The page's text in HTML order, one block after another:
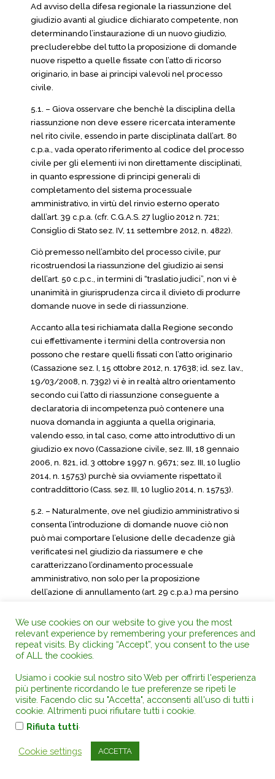
Ad avviso della difesa regionale la riassunzione del
giudizio avanti al giudice dichiarato competente, non
determinando l’instaurazione di un nuovo giudizio,
precluderebbe del tutto la proposizione di domande
nuove rispetto a quelle fissate con l’atto di ricorso
originario, in base ai principi valevoli nel processo
civile.
5.1. – Giova osservare che benchè la disciplina della
riassunzione non deve essere ricercata interamente
nel rito civile, essendo in parte disciplinata dall’art. 80
c.p.a., vada operato riferimento al codice del processo
civile per gli elementi ivi non direttamente disciplinati,
in quanto espressione di principi generali di
completamento del sistema processuale
amministrativo, in virtù del rinvio esterno operato
dall’art. 39 c.p.a. (cfr. C.G.A.S. 27 luglio 2012 n. 721;
Consiglio di Stato sez. IV, 11 settembre 2012, n. 4822).
Ciò premesso nell’ambito del processo civile, pur
ricostruendosi la riassunzione del giudizio ai sensi
dell’art. 50 c.p.c., in termini di “traslatio judici”, non vi è
unanimità in giurisprudenza circa il divieto di produrre
domande nuove in sede di riassunzione.
Accanto alla tesi richiamata dalla Regione secondo
cui effettivamente i termini della controversia non
possono che restare quelli fissati con l’atto originario
(Cassazione sez. I, 15 ottobre 2012, n. 17638; id. sez. lav.,
19/03/2008, n. 7392) vi è in realtà altro orientamento
secondo cui l’atto di riassunzione conseguente a
declaratoria di incompetenza può contenere una
nuova domanda in aggiunta a quella originaria,
valendo esso, in tal caso, come atto introduttivo di un
giudizio ex novo (Cassazione civile, sez. III, 18 gennaio
2006, n. 821, id. 3 ottobre 1997 n. 9671; sez. III, 10 luglio
2014, n. 15753) purchè sia ovviamente rispettato il
contraddittorio (Cass. sez. III, 10 luglio 2014, n. 15753).
5.2. – Naturalmente, ove nel giudizio amministrativo si
consenta l’introduzione di domande nuove ciò non
può mai comportare l’elusione delle decadenze già
verificatesi nel giudizio da riassumere e che
caratterizzano l’ordinamento processuale
amministrativo, non solo per la proposizione
dell’azione di annullamento (art. 29 c.p.a.) ma persino
(silenzio – inadempimento) e 31 c. 4 (nullità) del
vigente codice del processo amministrativo.
5.3. – Tanto premesso ritiene il Collegio come le
riassunzione, notificato il 18 luglio 2017, eludano
effettivamente termini decadenziali stabiliti dal
Codice del processo amministrativo. Infatti
l’ampliamento della domanda di accertamento
confronti della Regione Umbria appare elusiva del
termine di cui all’art. 31 c. 2 c.p.a. anche ove il “dies a
We use cookies on our website to give you the most
relevant experience by remembering your preferences and
repeat visits. By clicking “Accept”, you consent to the use
of ALL the cookies.
Usiamo i cookie sul nostro sito Web per offrirti l'esperienza
più pertinente ricordando le tue preferenze se ripeti le
visite. Facendo clic su "Accetta", acconsenti all'uso di tutti i
cookie. Altrimenti puoi rifiutare tutti i cookie.
Rifiuta tutti
Cookie settings ACCETTA